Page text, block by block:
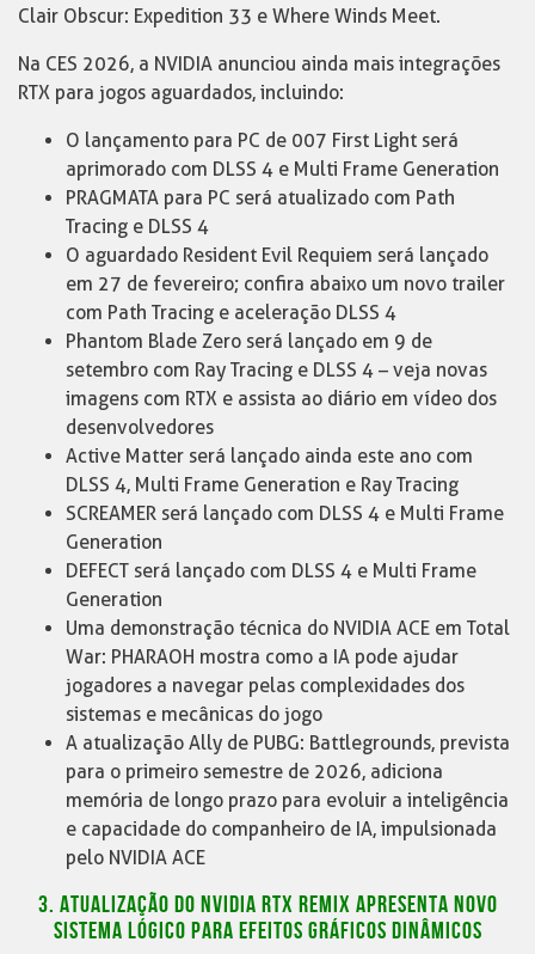
Clair Obscur: Expedition 33 e Where Winds Meet.
Na CES 2026, a NVIDIA anunciou ainda mais integrações
RTX para jogos aguardados, incluindo:
O lançamento para PC de 007 First Light será
aprimorado com DLSS 4 e Multi Frame Generation
PRAGMATA para PC será atualizado com Path
Tracing e DLSS 4
O aguardado Resident Evil Requiem será lançado
em 27 de fevereiro; confira abaixo um novo trailer
com Path Tracing e aceleração DLSS 4
Phantom Blade Zero será lançado em 9 de
setembro com Ray Tracing e DLSS 4 – veja novas
imagens com RTX e assista ao diário em vídeo dos
desenvolvedores
Active Matter será lançado ainda este ano com
DLSS 4, Multi Frame Generation e Ray Tracing
SCREAMER será lançado com DLSS 4 e Multi Frame
Generation
DEFECT será lançado com DLSS 4 e Multi Frame
Generation
Uma demonstração técnica do NVIDIA ACE em Total
War: PHARAOH mostra como a IA pode ajudar
jogadores a navegar pelas complexidades dos
sistemas e mecânicas do jogo
A atualização Ally de PUBG: Battlegrounds, prevista
para o primeiro semestre de 2026, adiciona
memória de longo prazo para evoluir a inteligência
e capacidade do companheiro de IA, impulsionada
pelo NVIDIA ACE
3. ATUALIZAÇÃO DO NVIDIA RTX REMIX APRESENTA NOVO
SISTEMA LÓGICO PARA EFEITOS GRÁFICOS DINÂMICOS